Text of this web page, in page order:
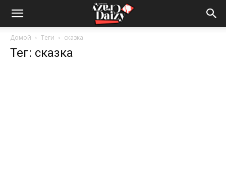
Crazy-
Daizy
Домой Теги сказка
Тег: сказка